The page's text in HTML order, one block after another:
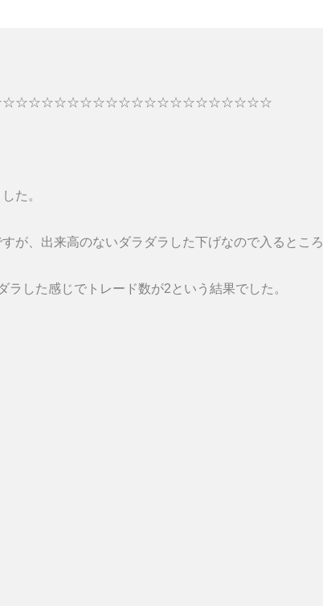
た。
が、出来高のないダラダラした下げなので入るところ
した感じでトレード数が2という結果でした。